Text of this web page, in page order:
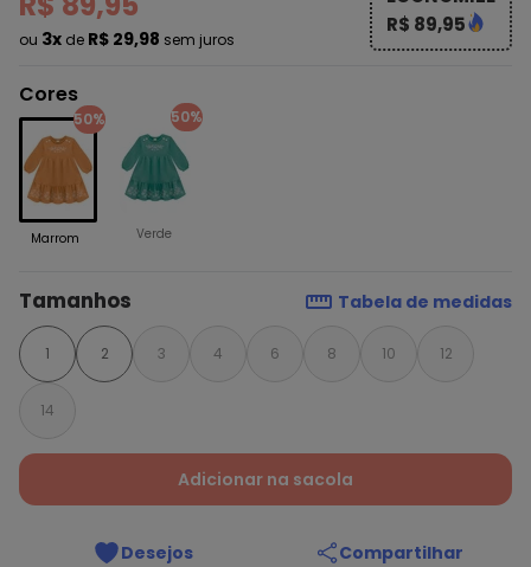
ou 3x de R$ 29,98 sem juros
R$ 89,95
Cores
50%
Marrom
50%
Verde
Tamanhos Tabela de medidas
1 2 3 4 6 8 10 12
14
Adicionar na sacola
Desejos Compartilhar